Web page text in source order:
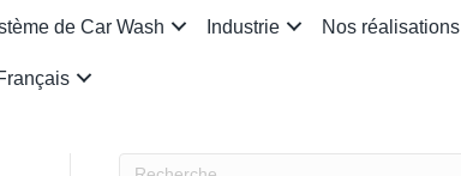
de Car Wash Industrie Nos réalisations